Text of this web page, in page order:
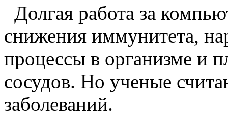
Долгая работа за
снижения иммунитета,
процессы в организме и
сосудов. Но ученые
заболеваний.